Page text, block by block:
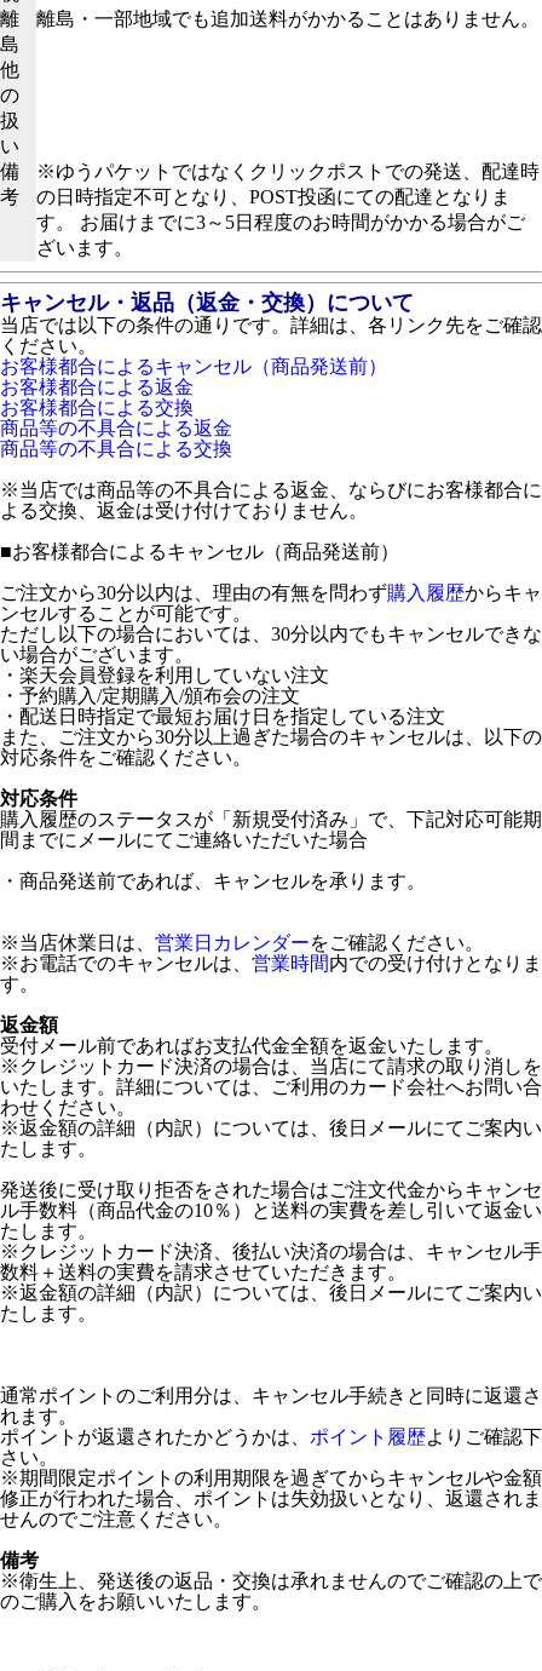
離
島
他
の
扱
い
離島・一部地域でも追加送料がかかることはありません。
備
考
※ゆうパケットではなくクリックポストでの発送、配達時
の日時指定不可となり、POST投函にての配達となりま
す。 お届けまでに3～5日程度のお時間がかかる場合がご
ざいます。
キャンセル・返品（返金・交換）について
当店では以下の条件の通りです。詳細は、各リンク先をご確認
ください。
お客様都合によるキャンセル（商品発送前）
お客様都合による返金
お客様都合による交換
商品等の不具合による返金
商品等の不具合による交換
※当店では商品等の不具合による返金、ならびにお客様都合に
よる交換、返金は受け付けておりません。
■お客様都合によるキャンセル（商品発送前）
ご注文から30分以内は、理由の有無を問わず購入履歴からキャ
ンセルすることが可能です。
ただし以下の場合においては、30分以内でもキャンセルできな
い場合がございます。
・楽天会員登録を利用していない注文
・予約購入/定期購入/頒布会の注文
・配送日時指定で最短お届け日を指定している注文
また、ご注文から30分以上過ぎた場合のキャンセルは、以下の
対応条件をご確認ください。
対応条件
購入履歴のステータスが「新規受付済み」で、下記対応可能期
間までにメールにてご連絡いただいた場合
・商品発送前であれば、キャンセルを承ります。
※当店休業日は、 営業日カレンダーをご確認ください。
※お電話でのキャンセルは、 営業時間内での受け付けとなりま
す。
返金額
受付メール前であればお支払代金全額を返金いたします。
※クレジットカード決済の場合は、当店にて請求の取り消しを
いたします。詳細については、ご利用のカード会社へお問い合
わせください。
※返金額の詳細（内訳）については、後日メールにてご案内い
たします。
発送後に受け取り拒否をされた場合はご注文代金からキャンセ
ル手数料（商品代金の10％）と送料の実費を差し引いて返金い
たします。
※クレジットカード決済、後払い決済の場合は、キャンセル手
数料＋送料の実費を請求させていただきます。
※返金額の詳細（内訳）については、後日メールにてご案内い
たします。
通常ポイントのご利用分は、キャンセル手続きと同時に返還さ
れます。
ポイントが返還されたかどうかは、 ポイント履歴よりご確認下
さい。
※期間限定ポイントの利用期限を過ぎてからキャンセルや金額
修正が行われた場合、ポイントは失効扱いとなり、返還されま
せんのでご注意ください。
備考
※衛生上、発送後の返品・交換は承れませんのでご確認の上で
のご購入をお願いいたします。